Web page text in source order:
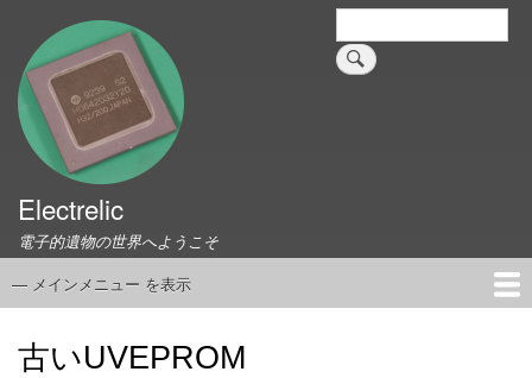
検
索
Electrelic
電子的遺物の世界へようこそ
メ
ン
— メインメニュー を表示
ホーム
EMILY Board
Universal Monitor
コネクタ資料集
このサイトについて
リンク集
古いUVEPROM